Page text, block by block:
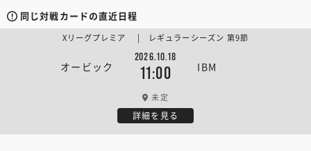
同じ対戦カードの直近日程
オービック
2026.10.18
11:00 IBM
Xリーグプレミア | レギュラーシーズン 第9節
未定
詳細を見る